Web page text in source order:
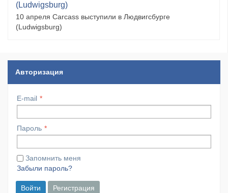
(Ludwigsburg)
10 апреля Carcass выступили в Людвигсбурге
(Ludwigsburg)
Авторизация
E-mail
Пароль
Запомнить меня
Забыли пароль?
Войти Регистрация